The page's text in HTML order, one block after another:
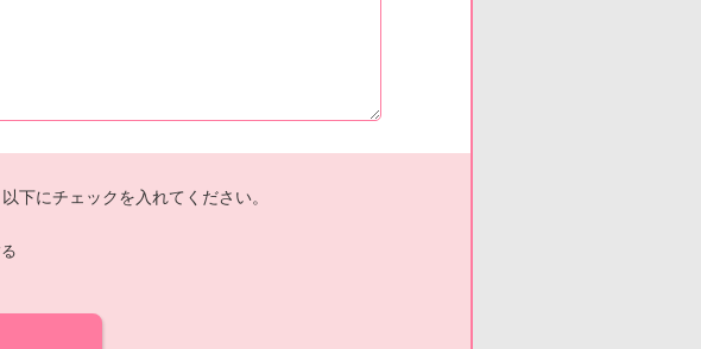
下にチェックを入れてください。